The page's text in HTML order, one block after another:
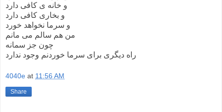
و خانه ی کافی دارد
و بخاری کافی دارد
و سرما نخواهد خورد
من هم سالم می مانم
چون جز سمانه
راه دیگری برای سرما خوردنم وجود ندارد
4040e at 11:56 AM
Share